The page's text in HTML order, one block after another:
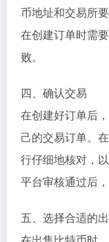
币地址和交易所
在创建订单时需
败。
四、确认交易
在创建好订单后
己的交易订单。
行仔细地核对，
平台审核通过后
五、选择合适的